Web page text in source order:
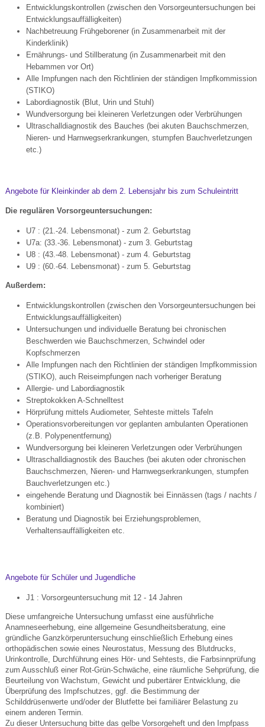
Entwicklungskontrollen (zwischen den Vorsorgeuntersuchungen bei
Entwicklungsauffälligkeiten)
Nachbetreuung Frühgeborener (in Zusammenarbeit mit der
Kinderklinik)
Ernährungs- und Stillberatung (in Zusammenarbeit mit den
Hebammen vor Ort)
Alle Impfungen nach den Richtlinien der ständigen Impfkommission
(STIKO)
Labordiagnostik (Blut, Urin und Stuhl)
Wundversorgung bei kleineren Verletzungen oder Verbrühungen
Ultraschalldiagnostik des Bauches (bei akuten Bauchschmerzen,
Nieren- und Harnwegserkrankungen, stumpfen Bauchverletzungen
etc.)
Angebote für Kleinkinder ab dem 2. Lebensjahr bis zum Schuleintritt
Die regulären Vorsorgeuntersuchungen:
U7 : (21.-24. Lebensmonat) - zum 2. Geburtstag
U7a: (33.-36. Lebensmonat) - zum 3. Geburtstag
U8 : (43.-48. Lebensmonat) - zum 4. Geburtstag
U9 : (60.-64. Lebensmonat) - zum 5. Geburtstag
Außerdem:
Entwicklungskontrollen (zwischen den Vorsorgeuntersuchungen bei
Entwicklungsauffälligkeiten)
Untersuchungen und individuelle Beratung bei chronischen
Beschwerden wie Bauchschmerzen, Schwindel oder
Kopfschmerzen
Alle Impfungen nach den Richtlinien der ständigen Impfkommission
(STIKO), auch Reiseimpfungen nach vorheriger Beratung
Allergie- und Labordiagnostik
Streptokokken A-Schnelltest
Hörprüfung mittels Audiometer, Sehteste mittels Tafeln
Operationsvorbereitungen vor geplanten ambulanten Operationen
(z.B. Polypenentfernung)
Wundversorgung bei kleineren Verletzungen oder Verbrühungen
Ultraschalldiagnostik des Bauches (bei akuten oder chronischen
Bauchschmerzen, Nieren- und Harnwegserkrankungen, stumpfen
Bauchverletzungen etc.)
eingehende Beratung und Diagnostik bei Einnässen (tags / nachts /
kombiniert)
Beratung und Diagnostik bei Erziehungsproblemen,
Verhaltensauffälligkeiten etc.
Angebote für Schüler und Jugendliche
J1 : Vorsorgeuntersuchung mit 12 - 14 Jahren
Diese umfangreiche Untersuchung umfasst eine ausführliche
Anamneseerhebung, eine allgemeine Gesundheitsberatung, eine
gründliche Ganzkörperuntersuchung einschließlich Erhebung eines
orthopädischen sowie eines Neurostatus, Messung des Blutdrucks,
Urinkontrolle, Durchführung eines Hör- und Sehtests, die Farbsinnprüfung
zum Ausschluß einer Rot-Grün-Schwäche, eine räumliche Sehprüfung, die
Beurteilung von Wachstum, Gewicht und pubertärer Entwicklung, die
Überprüfung des Impfschutzes, ggf. die Bestimmung der
Schilddrüsenwerte und/oder der Blutfette bei familiärer Belastung zu
einem anderen Termin.
Zu dieser Untersuchung bitte das gelbe Vorsorgeheft und den Impfpass